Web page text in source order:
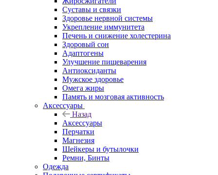
Суставы и связки
Здоровье нервной системы
Укрепление иммунитета
Печень и снижение холестерина
Здоровый сон
Адаптогены
Улучшение пищеварения
Антиоксиданты
Мужское здоровье
Омега жиры
Память и мозговая активность
Аксессуары
Назад
Аксессуары
Перчатки
Магнезия
Шейкеры и бутылочки
Ремни, Бинты
Одежда